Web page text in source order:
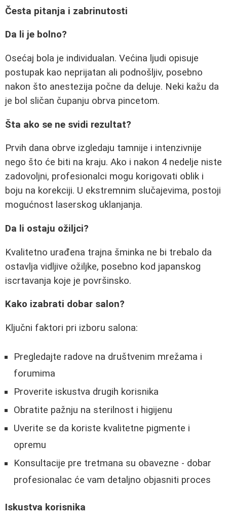
Česta pitanja i zabrinutosti
Da li je bolno?
Osećaj bola je individualan. Većina ljudi opisuje
postupak kao neprijatan ali podnošljiv, posebno
nakon što anestezija počne da deluje. Neki kažu da
je bol sličan čupanju obrva pincetom.
Šta ako se ne svidi rezultat?
Prvih dana obrve izgledaju tamnije i intenzivnije
nego što će biti na kraju. Ako i nakon 4 nedelje niste
zadovoljni, profesionalci mogu korigovati oblik i
boju na korekciji. U ekstremnim slučajevima, postoji
mogućnost laserskog uklanjanja.
Da li ostaju ožiljci?
Kvalitetno urađena trajna šminka ne bi trebalo da
ostavlja vidljive ožiljke, posebno kod japanskog
iscrtavanja koje je površinsko.
Kako izabrati dobar salon?
Ključni faktori pri izboru salona:
Pregledajte radove na društvenim mrežama i
forumima
Proverite iskustva drugih korisnika
Obratite pažnju na sterilnost i higijenu
Uverite se da koriste kvalitetne pigmente i
opremu
Konsultacije pre tretmana su obavezne - dobar
profesionalac će vam detaljno objasniti proces
Iskustva korisnika